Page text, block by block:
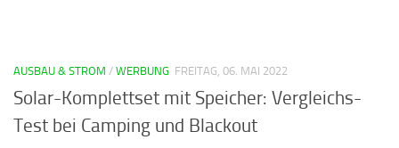
AUSBAU & STROM / WERBUNG FREITAG, 06. MAI 2022
Solar-Komplettset mit Speicher: Vergleichs-
Test bei Camping und Blackout